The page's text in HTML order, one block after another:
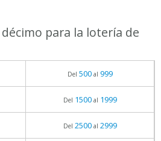
para la lotería de
Del 500al 999
Del 1500al 1999
Del 2500al 2999